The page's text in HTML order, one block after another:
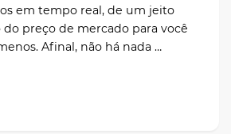
em tempo real, de um jeito
do preço de mercado para você
Afinal, não há nada …